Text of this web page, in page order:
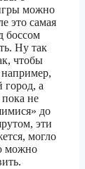
можно
это самая
боссом
Ну так
чтобы
город, а
не
до
эти
могло
можно